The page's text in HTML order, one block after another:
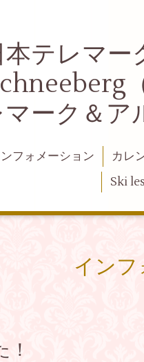
本テレマー
ーク＆ア
フォメーション カレ
Ski
イン